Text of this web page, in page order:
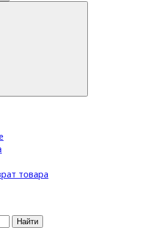
товара
Найти